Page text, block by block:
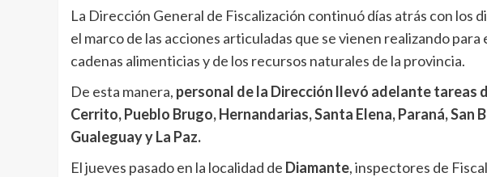
La Dirección General de Fiscalización continuó días atrás con los
el marco de las acciones articuladas que se vienen realizando
cadenas alimenticias y de los recursos naturales de la provincia.
De esta manera, personal de la Dirección llevó adelante tareas
Cerrito, Pueblo Brugo, Hernandarias, Santa Elena, Paraná, San
Gualeguay y La Paz.
El jueves pasado en la localidad de Diamante, inspectores de